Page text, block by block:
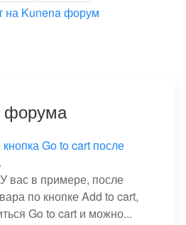
на Kunena форум
форума
Go to cart после
вас в примере, после
по кнопке Add to cart,
Go to cart и можно...